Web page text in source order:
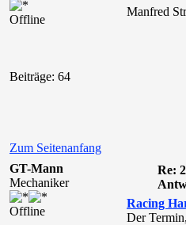
Offline
Beiträge: 64
Manfred
Zum Seitenanfang
GT-Mann
Mechaniker
Offline
Re:
Racing
Der